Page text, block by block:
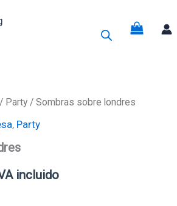
/ Party / Sombras sobre londres
, Party
incluido